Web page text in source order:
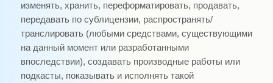
изменять, хранить, переформатировать, продавать,
передавать по сублицензии, распространять/
транслировать (любыми средствами, существующими
на данный момент или разработанными
впоследствии), создавать производные работы или
подкасты, показывать и исполнять такой